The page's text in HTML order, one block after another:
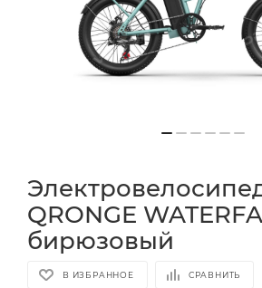
QRONGE
бирюзовый
В ИЗБРАННОЕ СРАВНИТЬ